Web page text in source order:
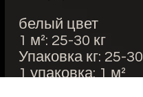
белый цвет
1 м²: 25-30 кг
Упаковка кг: 25-30
1 упаковка: 1 м²